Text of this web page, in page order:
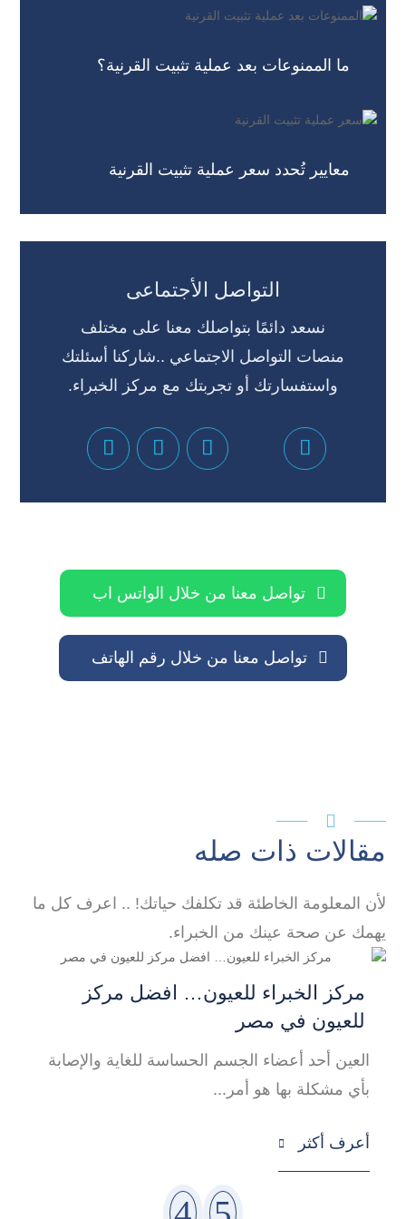
ما الممنوعات بعد عملية تثبيت القرنية؟
معايير تُحدد سعر عملية تثبيت القرنية
التواصل الأجتماعى
نسعد دائمًا بتواصلك معنا على مختلف
منصات التواصل الاجتماعي ..شاركنا أسئلتك
واستفسارتك أو تجربتك مع مركز الخبراء.
تواصل معنا من خلال الواتس اب
تواصل معنا من خلال رقم الهاتف

مقالات ذات صله
لأن المعلومة الخاطئة قد تكلفك حياتك! .. اعرف كل ما
يهمك عن صحة عينك من الخبراء.
مركز الخبراء للعيون… افضل مركز
للعيون في مصر
العين أحد أعضاء الجسم الحساسة للغاية والإصابة
بأي مشكلة بها هو أمر...
أعرف أكثر 